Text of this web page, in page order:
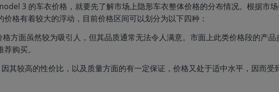
3 的车衣价格，就要先了解市场上隐形车衣整体价格的分布情况。根据市
格有着较大的浮动，目前价格区间可以划分为以下四种：
方面虽然较为吸引人，但其品质通常无法令人满意。市面上此类价格段的产品
购买。
其较高的性价比，以及质量方面的有一定保证，价格又处于适中水平，因而受